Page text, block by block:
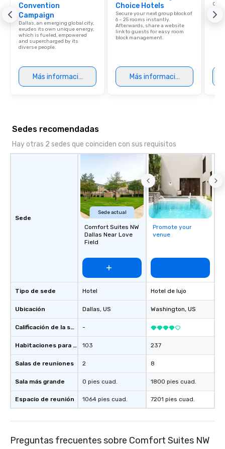
Convention
Campaign
Dallas, an emerging global city,
exudes its own unique energy,
which is fueled, empowered
and supercharged by its
diverse people.
Más información
Choice Hotels
Secure your next group block of
6 – 25 rooms instantly.
Afterwards, share a website
link to guests for easy room
block management.
Más información
Sedes recomendadas
Hay otras 2 sedes que coinciden con sus requisitos
Sede
Tipo de sede
Ubicación
Calificación de la sede
Habitaciones para huéspedes
Salas de reuniones
Sala más grande
Espacio de reunión
Sede actual
Comfort Suites NW
Dallas Near Love
Field
Hotel
Dallas, US
-
103
2
0 pies cuad.
1064 pies cuad.
Promote your
venue
Hotel de lujo
Washington, US
237
8
1800 pies cuad.
7201 pies cuad.
Preguntas frecuentes sobre Comfort Suites NW